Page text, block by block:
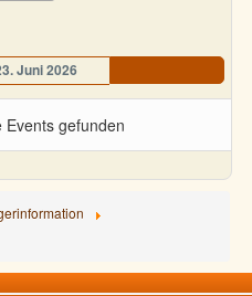
Juni 2026
Events gefunden